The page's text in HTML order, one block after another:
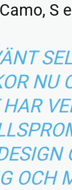
S
NU
OCH